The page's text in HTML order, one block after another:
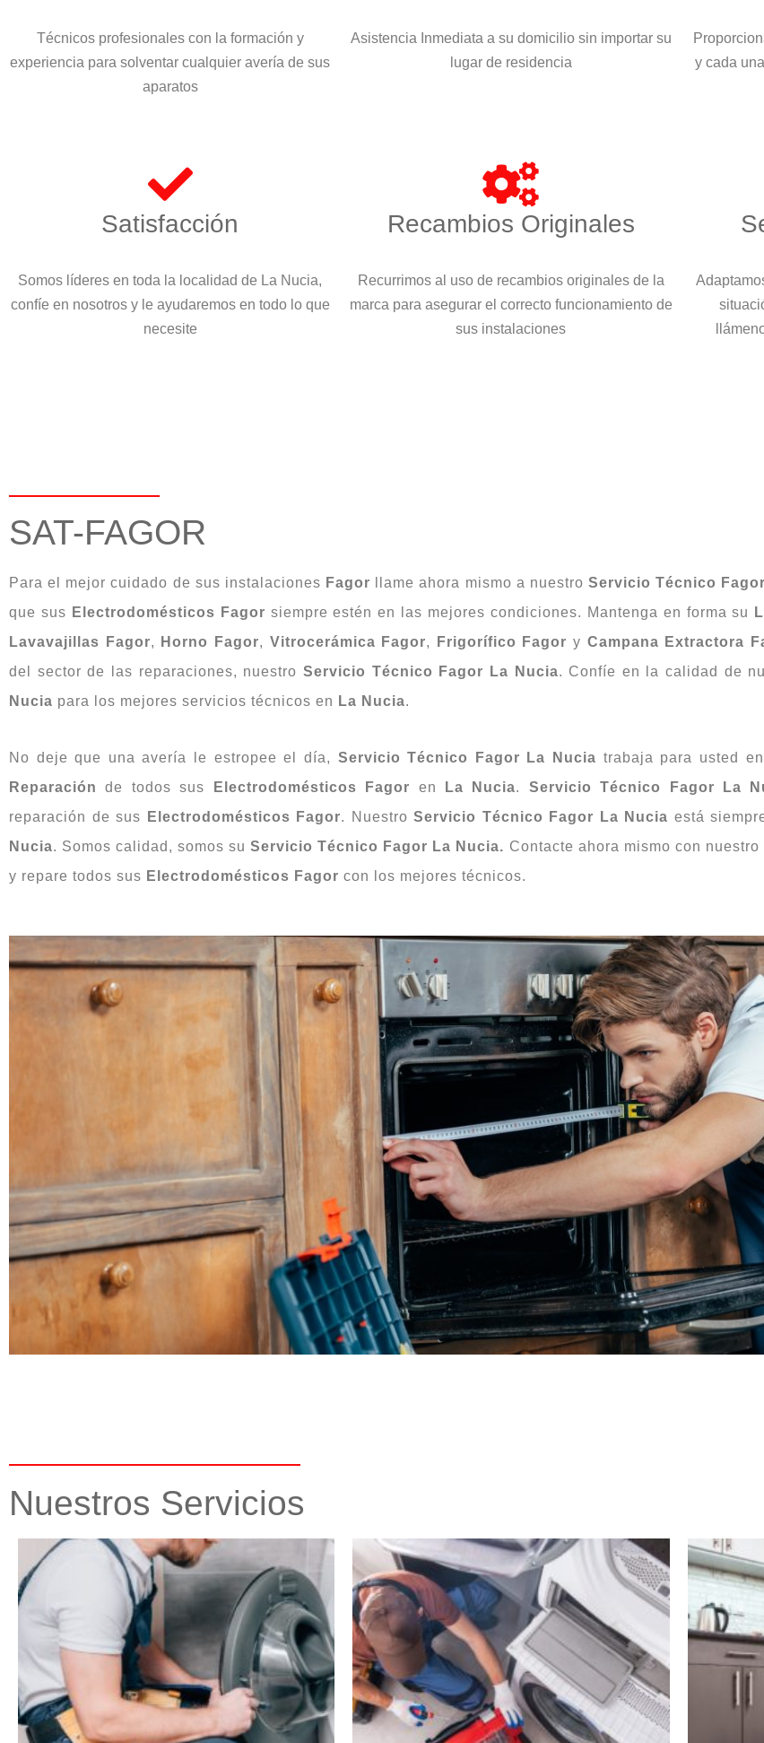
Técnicos profesionales con la formación y
experiencia para solventar cualquier avería de sus
aparatos
Asistencia Inmediata a su domicilio sin importar su
lugar de residencia
y cada
Satisfacción
Somos líderes en toda la localidad de La Nucia,
confíe en nosotros y le ayudaremos en todo lo que
necesite
Recambios Originales
Recurrimos al uso de recambios originales de la
marca para asegurar el correcto funcionamiento de
sus instalaciones
SAT-FAGOR
Para el mejor cuidado de sus instalaciones Fagor llame ahora mismo a nuestro Servicio Técnico
que sus Electrodomésticos Fagor siempre estén en las mejores condiciones. Mantenga en forma su
Lavavajillas Fagor, Horno Fagor, Vitrocerámica Fagor, Frigorífico Fagor y Campana Extractora
del sector de las reparaciones, nuestro Servicio Técnico Fagor La Nucia. Confíe en la calidad de
Nucia para los mejores servicios técnicos en La Nucia.
No deje que una avería le estropee el día, Servicio Técnico Fagor La Nucia trabaja para usted
Reparación
de todos sus Electrodomésticos Fagor en La Nucia. Servicio Técnico Fagor La
reparación de sus
Electrodomésticos Fagor. Nuestro Servicio Técnico Fagor La Nucia está
Nucia. Somos calidad, somos suServicio Técnico Fagor La Nucia. Contacte ahora mismo con nuestro
y repare todos sus Electrodomésticos Fagor con los mejores técnicos.
Nuestros Servicios